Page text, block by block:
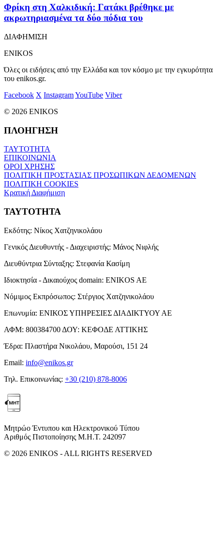
Φρίκη στη Χαλκιδική: Γατάκι βρέθηκε με
ακρωτηριασμένα τα δύο πόδια του
ΔΙΑΦΗΜΙΣΗ
ENIKOS
Όλες οι ειδήσεις από την Ελλάδα και τον κόσμο με την εγκυρότητα
του enikos.gr.
Facebook X InstagramYouTube Viber
© 2026 ENIKOS
ΠΛΟΗΓΗΣΗ
ΤΑΥΤΟΤΗΤΑ
ΕΠΙΚΟΙΝΩΝΙΑ
ΟΡΟΙ ΧΡΗΣΗΣ
ΠΟΛΙΤΙΚΗ ΠΡΟΣΤΑΣΙΑΣ ΠΡΟΣΩΠΙΚΩΝ ΔΕΔΟΜΕΝΩΝ
ΠΟΛΙΤΙΚΗ COOKIES
Κρατική Διαφήμιση
ΤΑΥΤΟΤΗΤΑ
Εκδότης: Νίκος Χατζηνικολάου
Γενικός Διευθυντής - Διαχειριστής: Μάνος Νιφλής
Διευθύντρια Σύνταξης: Στεφανία Κασίμη
Ιδιοκτησία - Δικαιούχος domain: ENIKOS AE
Νόμιμος Εκπρόσωπος: Στέργιος Χατζηνικολάου
Επωνυμία: ΕΝΙΚΟΣ ΥΠΗΡΕΣΙΕΣ ΔΙΑΔΙΚΤΥΟΥ ΑΕ
ΑΦΜ: 800384700 ΔΟΥ: ΚΕΦΟΔΕ ΑΤΤΙΚΗΣ
Έδρα: Πλαστήρα Νικολάου, Μαρούσι, 151 24
Email: info@enikos.gr
Τηλ. Επικοινωνίας: +30 (210) 878-8006
Μητρώο Έντυπου και Ηλεκτρονικού Τύπου
Αριθμός Πιστοποίησης Μ.Η.Τ. 242097
© 2026 ENIKOS - ALL RIGHTS RESERVED